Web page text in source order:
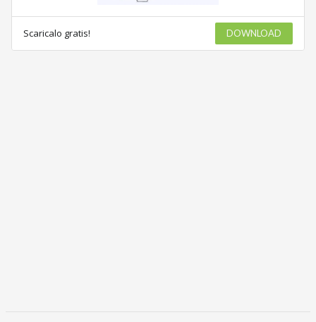
Scaricalo gratis! DOWNLOAD